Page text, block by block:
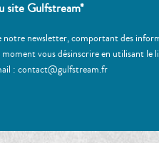
site Gulfstream*
notre newsletter, comportant des
vous désinscrire en utilisant le
: contact@gulfstream.fr